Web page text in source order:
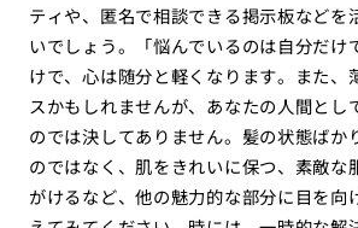
ティや、匿名で相談できる掲示板などを
いでしょう。「悩んでいるのは自分だけ
けで、心は随分と軽くなります。また、
スかもしれませんが、あなたの人間とし
のでは決してありません。髪の状態ばか
のではなく、肌をきれいに保つ、素敵な
がけるなど、他の魅力的な部分に目を向